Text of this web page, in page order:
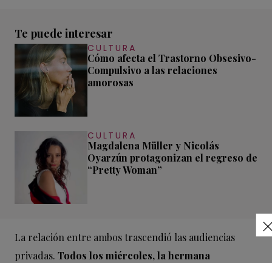
Te puede interesar
CULTURA
Cómo afecta el Trastorno Obsesivo-
Compulsivo a las relaciones
amorosas
CULTURA
Magdalena Müller y Nicolás
Oyarzún protagonizan el regreso de
“Pretty Woman”
La relación entre ambos trascendió las audiencias
privadas. Todos los miércoles, la hermana